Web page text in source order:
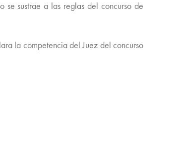
se sustrae a las reglas del concurso de
la competencia del Juez del concurso